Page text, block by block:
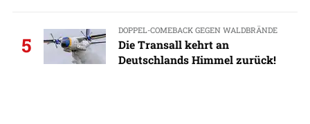
5
DOPPEL-COMEBACK GEGEN WALDBRÄNDE
Die Transall kehrt an
Deutschlands Himmel zurück!